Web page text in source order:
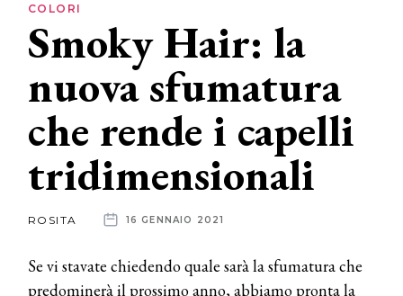
Lifestyle
News
News
COLORI
Smoky Hair: la
nuova sfumatura
che rende i capelli
tridimensionali
ROSITA 16 GENNAIO 2021
Se vi stavate chiedendo quale sarà la sfumatura che
predominerà il prossimo anno, abbiamo pronta la